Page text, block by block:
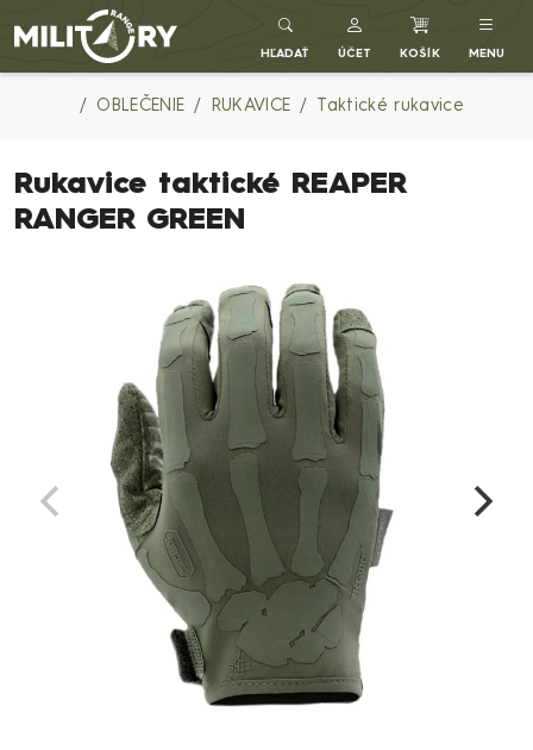
Army shop MILITARY RANGE SK
HĽADAŤ ÚČET KOŠÍK MENU
OBLEČENIE RUKAVICE Taktické rukavice
Rukavice taktické REAPER
RANGER GREEN